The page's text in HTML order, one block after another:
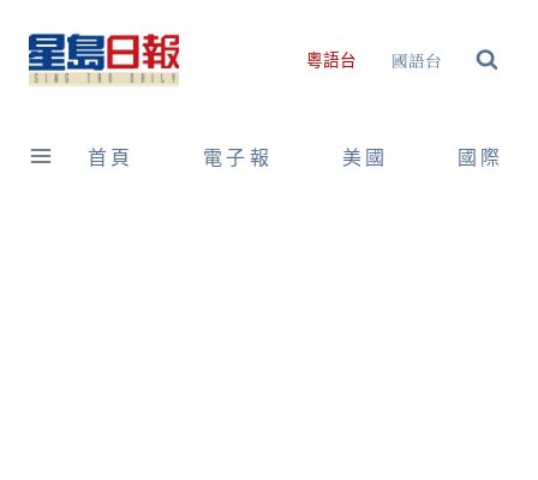
content
粵語台 國語台
首頁 電子報 美國 國際